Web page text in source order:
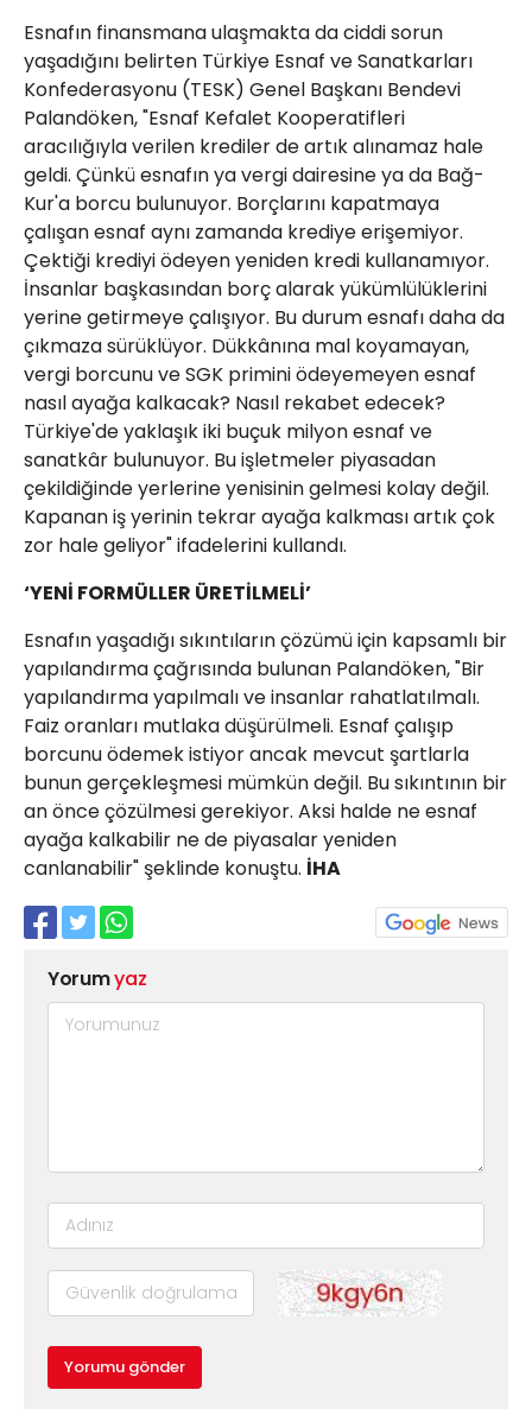
Esnafın finansmana ulaşmakta da ciddi sorun
yaşadığını belirten Türkiye Esnaf ve Sanatkarları
Konfederasyonu (TESK) Genel Başkanı Bendevi
Palandöken, "Esnaf Kefalet Kooperatifleri
aracılığıyla verilen krediler de artık alınamaz hale
geldi. Çünkü esnafın ya vergi dairesine ya da Bağ-
Kur'a borcu bulunuyor. Borçlarını kapatmaya
çalışan esnaf aynı zamanda krediye erişemiyor.
Çektiği krediyi ödeyen yeniden kredi kullanamıyor.
İnsanlar başkasından borç alarak yükümlülüklerini
yerine getirmeye çalışıyor. Bu durum esnafı daha da
çıkmaza sürüklüyor. Dükkânına mal koyamayan,
vergi borcunu ve SGK primini ödeyemeyen esnaf
nasıl ayağa kalkacak? Nasıl rekabet edecek?
Türkiye'de yaklaşık iki buçuk milyon esnaf ve
sanatkâr bulunuyor. Bu işletmeler piyasadan
çekildiğinde yerlerine yenisinin gelmesi kolay değil.
Kapanan iş yerinin tekrar ayağa kalkması artık çok
zor hale geliyor" ifadelerini kullandı.
‘YENİ FORMÜLLER ÜRETİLMELİ’
Esnafın yaşadığı sıkıntıların çözümü için kapsamlı bir
yapılandırma çağrısında bulunan Palandöken, "Bir
yapılandırma yapılmalı ve insanlar rahatlatılmalı.
Faiz oranları mutlaka düşürülmeli. Esnaf çalışıp
borcunu ödemek istiyor ancak mevcut şartlarla
bunun gerçekleşmesi mümkün değil. Bu sıkıntının bir
an önce çözülmesi gerekiyor. Aksi halde ne esnaf
ayağa kalkabilir ne de piyasalar yeniden
canlanabilir" şeklinde konuştu. İHA
Yorumyaz
Yorumu gönder